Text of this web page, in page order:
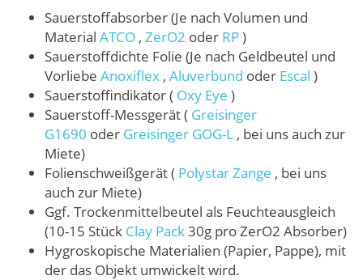
Sauerstoffabsorber (Je nach Volumen und
Material ATCO , ZerO2 oder RP)
Sauerstoffdichte Folie (Je nach Geldbeutel und
Vorliebe Anoxiflex , Aluverbund oder Escal )
Sauerstoffindikator ( Oxy Eye )
Sauerstoff-Messgerät ( Greisinger
G1690 oder Greisinger GOG-L , bei uns auch zur
Miete)
Folienschweißgerät ( Polystar Zange , bei uns
auch zur Miete)
Ggf. Trockenmittelbeutel als Feuchteausgleich
(10-15 Stück Clay Pack30g pro ZerO2 Absorber)
Hygroskopische Materialien (Papier, Pappe), mit
der das Objekt umwickelt wird.